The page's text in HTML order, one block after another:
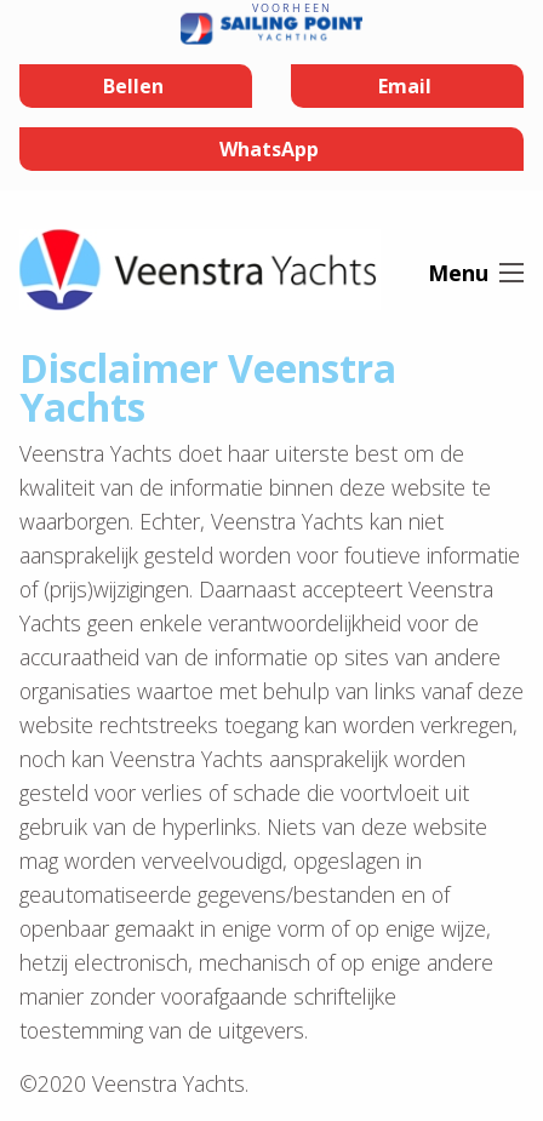
Bellen Email
WhatsApp
Menu
Disclaimer Veenstra
Yachts
Veenstra Yachts doet haar uiterste best om de
kwaliteit van de informatie binnen deze website te
waarborgen. Echter, Veenstra Yachts kan niet
aansprakelijk gesteld worden voor foutieve informatie
of (prijs)wijzigingen. Daarnaast accepteert Veenstra
Yachts geen enkele verantwoordelijkheid voor de
accuraatheid van de informatie op sites van andere
organisaties waartoe met behulp van links vanaf deze
website rechtstreeks toegang kan worden verkregen,
noch kan Veenstra Yachts aansprakelijk worden
gesteld voor verlies of schade die voortvloeit uit
gebruik van de hyperlinks. Niets van deze website
mag worden verveelvoudigd, opgeslagen in
geautomatiseerde gegevens/bestanden en of
openbaar gemaakt in enige vorm of op enige wijze,
hetzij electronisch, mechanisch of op enige andere
manier zonder voorafgaande schriftelijke
toestemming van de uitgevers.
©2020 Veenstra Yachts.